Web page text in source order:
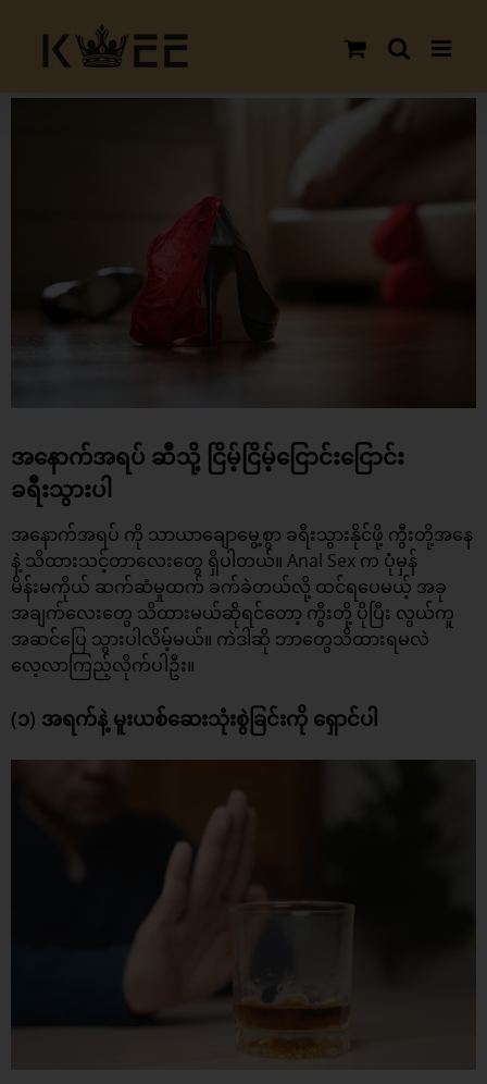
content
အနောက်အရပ် ဆီသို့ ငြိမ့်ငြိမ့်ငြောင်းငြောင်း
ခရီးသွားပါ
အနောက်အရပ် ကို သာယာချောမွေ့စွာ ခရီးသွားနိုင်ဖို့ ကွီးတို့အနေ
နဲ့ သိထားသင့်တာလေးတွေ ရှိပါတယ်။ Anal Sex က ပုံမှန်
မိန်းမကိုယ် ဆက်ဆံမှုထက် ခက်ခဲတယ်လို့ ထင်ရပေမယ့် အခု
အချက်လေးတွေ သိထားမယ်ဆိုရင်တော့ ကွီးတို့ ပိုပြီး လွယ်ကူ
အဆင်ပြေ သွားပါလိမ့်မယ်။ ကဲဒါဆို ဘာတွေသိထားရမလဲ
လေ့လာကြည့်လိုက်ပါဦး။
(၁) အရက်နဲ့ မူးယစ်ဆေးသုံးစွဲခြင်းကို ရှောင်ပါ